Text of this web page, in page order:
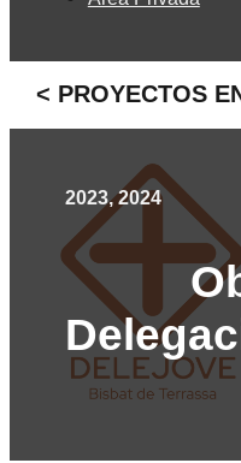
< PROYECTOS
2023, 2024